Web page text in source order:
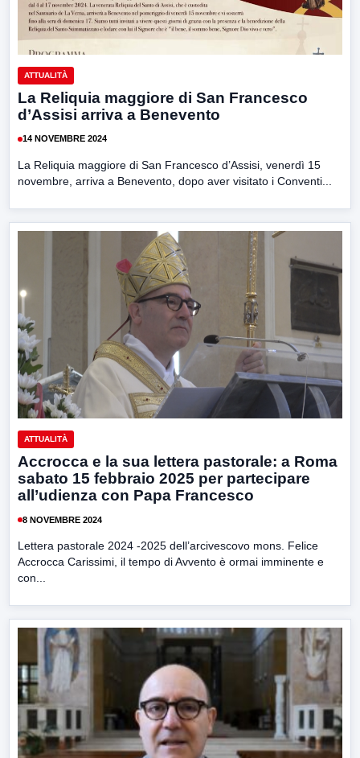
ATTUALITÀ
La Reliquia maggiore di San Francesco
d’Assisi arriva a Benevento
14 NOVEMBRE 2024
La Reliquia maggiore di San Francesco d’Assisi, venerdì 15
novembre, arriva a Benevento, dopo aver visitato i Conventi...
ATTUALITÀ
Accrocca e la sua lettera pastorale: a Roma
sabato 15 febbraio 2025 per partecipare
all’udienza con Papa Francesco
8 NOVEMBRE 2024
Lettera pastorale 2024 -2025 dell’arcivescovo mons. Felice
Accrocca Carissimi, il tempo di Avvento è ormai imminente e
con...